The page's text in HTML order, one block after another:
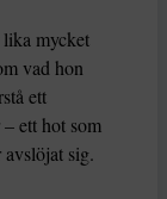
mycket
vad hon
ett
ett hot som
sig.